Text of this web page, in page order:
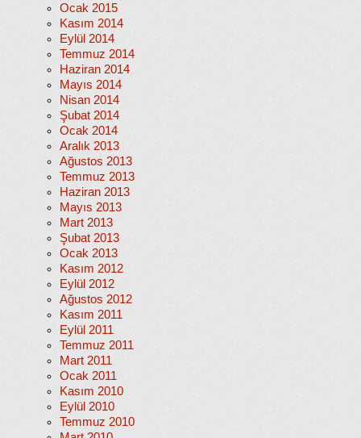
Ocak 2015
Kasım 2014
Eylül 2014
Temmuz 2014
Haziran 2014
Mayıs 2014
Nisan 2014
Şubat 2014
Ocak 2014
Aralık 2013
Ağustos 2013
Temmuz 2013
Haziran 2013
Mayıs 2013
Mart 2013
Şubat 2013
Ocak 2013
Kasım 2012
Eylül 2012
Ağustos 2012
Kasım 2011
Eylül 2011
Temmuz 2011
Mart 2011
Ocak 2011
Kasım 2010
Eylül 2010
Temmuz 2010